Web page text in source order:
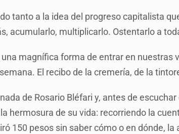
tanto a la idea del progreso capitalista
acumularlo, multiplicarlo. Ostentarlo a
magnífica forma de entrar en nuestras
El recibo de la cremería, de la
de Rosario Bléfari y, antes de
hermosura de su vida: recorriendo la
150 pesos sin saber cómo o en dónde, la